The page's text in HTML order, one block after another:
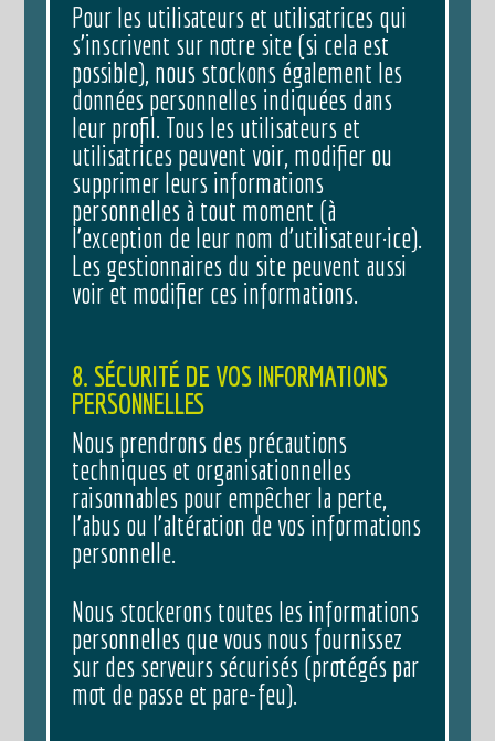
Pour les utilisateurs et utilisatrices qui
s’inscrivent sur notre site (si cela est
possible), nous stockons également les
données personnelles indiquées dans
leur profil. Tous les utilisateurs et
utilisatrices peuvent voir, modifier ou
supprimer leurs informations
personnelles à tout moment (à
l’exception de leur nom d’utilisateur·ice).
Les gestionnaires du site peuvent aussi
voir et modifier ces informations.
8. SÉCURITÉ DE VOS INFORMATIONS
PERSONNELLES
Nous prendrons des précautions
techniques et organisationnelles
raisonnables pour empêcher la perte,
l’abus ou l’altération de vos informations
personnelle.
Nous stockerons toutes les informations
personnelles que vous nous fournissez
sur des serveurs sécurisés (protégés par
mot de passe et pare-feu).